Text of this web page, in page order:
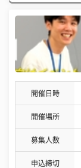
開催日時
開催場所
募集人数
申込締切